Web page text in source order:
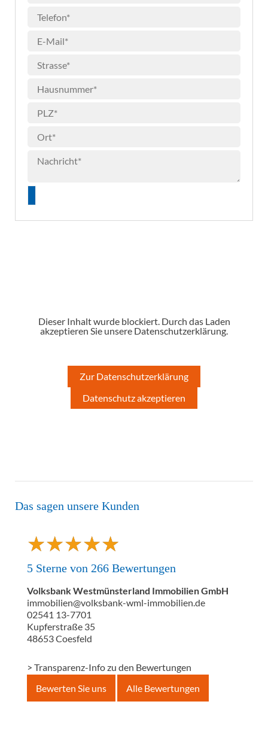
Dieser Inhalt wurde blockiert. Durch das Laden
akzeptieren Sie unsere Datenschutzerklärung.
Zur Datenschutzerklärung
Datenschutz akzeptieren
Das sagen unsere Kunden
★★★★★
★★★★★
5 Sterne von 266 Bewertungen
Volksbank Westmünsterland Immobilien GmbH
immobilien@volksbank-wml-immobilien.de
02541 13-7701
Kupferstraße 35
48653Coesfeld
> Transparenz-Info zu den Bewertungen
Bewerten Sie uns
Alle Bewertungen